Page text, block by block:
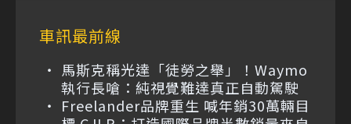
車訊最前線
馬斯克稱光達「徒勞之舉」！Waymo
執行長嗆：純視覺難達真正自動駕駛
Freelander品牌重生 喊年銷30萬輛目